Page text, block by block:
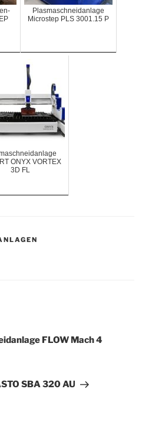
Plasmaschneidanlage
Microstep PLS 3001.15 P
ONYX VORTEX
3D FL
FLOW Mach 4
SBA 320 AU